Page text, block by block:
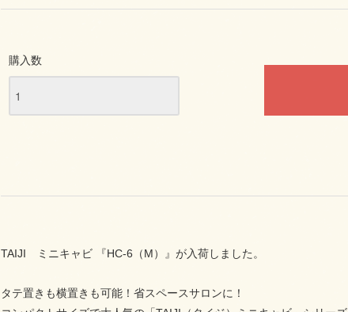
購入数
TAIJI ミニキャビ 『HC-6（M）』が入荷しました。
タテ置きも横置きも可能！省スペースサロンに！